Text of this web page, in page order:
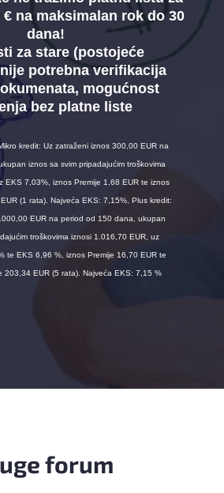
€ na maksimalan rok do 30
dana!
za stare (postojeće
nije potrebna verifikacija
mogućnost
bez platne liste
kredit: Uz zatraženi iznos 300,00 EUR na
iznos sa svim pripadajućim troškovima
EKS 7,03%, iznos Premije 1,68 EUR te iznos
(1 rata). Najveća EKS: 7,15%, Plus kredit:
EUR na period od 150 dana, ukupan
troškovima iznosi 1.016,70 EUR, uz
te EKS 6,96 %, iznos Premije 16,70 EUR te
203,34 EUR (5 rata). Najveća EKS: 7,15 %
forum